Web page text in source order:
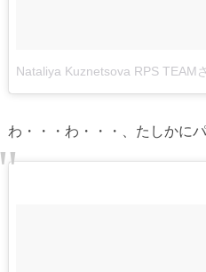
わ・・・わ・・・、たしかに